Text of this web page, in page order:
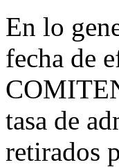
En lo
fecha de
tasa de
retirados